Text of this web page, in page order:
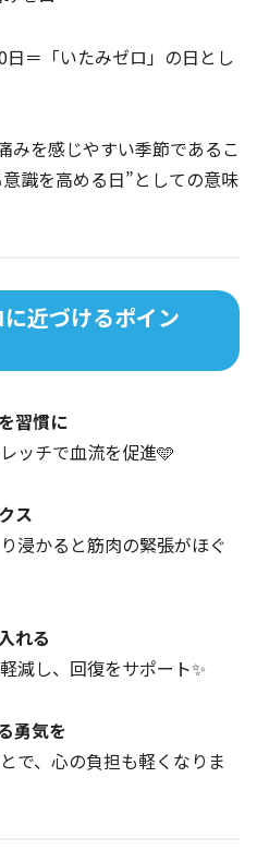
＝「いたみゼロ」の日とし
みを感じやすい季節であるこ
識を高める日”としての意味
近づけるポイン
習慣に
ッチで血流を促進🩵
ス
浸かると筋肉の緊張がほぐ
れる
減し、回復をサポート✨
勇気を
で、心の負担も軽くなりま